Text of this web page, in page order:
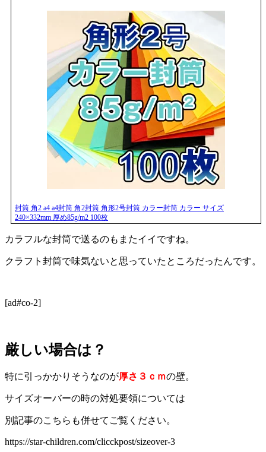
封筒 角2 a4 a4封筒 角2封筒 角形2号封筒 カラー封筒 カラー サイズ
240×332mm 厚め85g/m2 100枚
カラフルな封筒で送るのもまたイイですね。
クラフト封筒で味気ないと思っていたところだったんです。
[ad#co-2]
厳しい場合は？
特に引っかかりそうなのが厚さ３ｃｍの壁。
サイズオーバーの時の対処要領については
別記事のこちらも併せてご覧ください。
https://star-children.com/clicckpost/sizeover-3